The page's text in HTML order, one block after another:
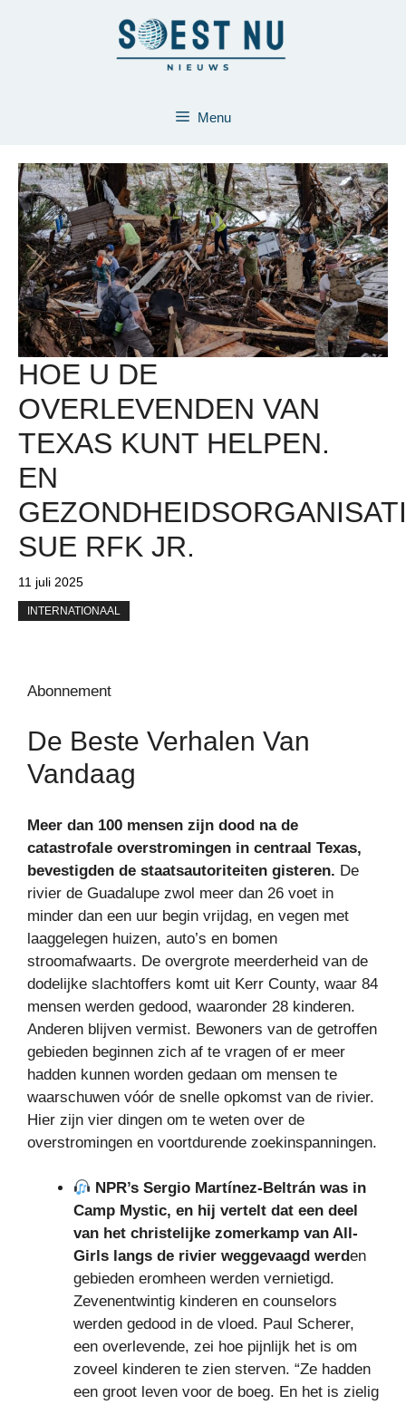
Menu
HOE U DE
OVERLEVENDEN VAN
TEXAS KUNT HELPEN.
EN
SUE RFK JR.
11 juli 2025
INTERNATIONAAL
Abonnement
De Beste Verhalen Van
Vandaag
Meer dan 100 mensen zijn dood na de
catastrofale overstromingen in centraal Texas,
bevestigden de staatsautoriteiten gisteren. De
rivier de Guadalupe zwol meer dan 26 voet in
minder dan een uur begin vrijdag, en vegen met
laaggelegen huizen, auto’s en bomen
stroomafwaarts. De overgrote meerderheid van de
dodelijke slachtoffers komt uit Kerr County, waar 84
mensen werden gedood, waaronder 28 kinderen.
Anderen blijven vermist. Bewoners van de getroffen
gebieden beginnen zich af te vragen of er meer
hadden kunnen worden gedaan om mensen te
waarschuwen vóór de snelle opkomst van de rivier.
Hier zijn vier dingen om te weten over de
overstromingen en voortdurende zoekinspanningen.
NPR’s Sergio Martínez-Beltrán was in
Camp Mystic, en hij vertelt dat een deel
van het christelijke zomerkamp van All-
Girls langs de rivier weggevaagd werden
gebieden eromheen werden vernietigd.
Zevenentwintig kinderen en counselors
werden gedood in de vloed. Paul Scherer,
een overlevende, zei hoe pijnlijk het is om
zoveel kinderen te zien sterven. “Ze hadden
een groot leven voor de boeg. En het is zielig